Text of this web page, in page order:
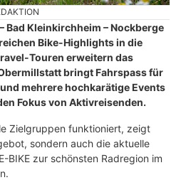
Bad Kleinkirchheim – Nockberge
Bike-Highlights in die
Touren erweitern das
bringt Fahrspass für
mehrere hochkarätige Events
Fokus von Aktivreisenden.
Zielgruppen funktioniert, zeigt
sondern auch die aktuelle
BIKE zur schönsten Radregion im